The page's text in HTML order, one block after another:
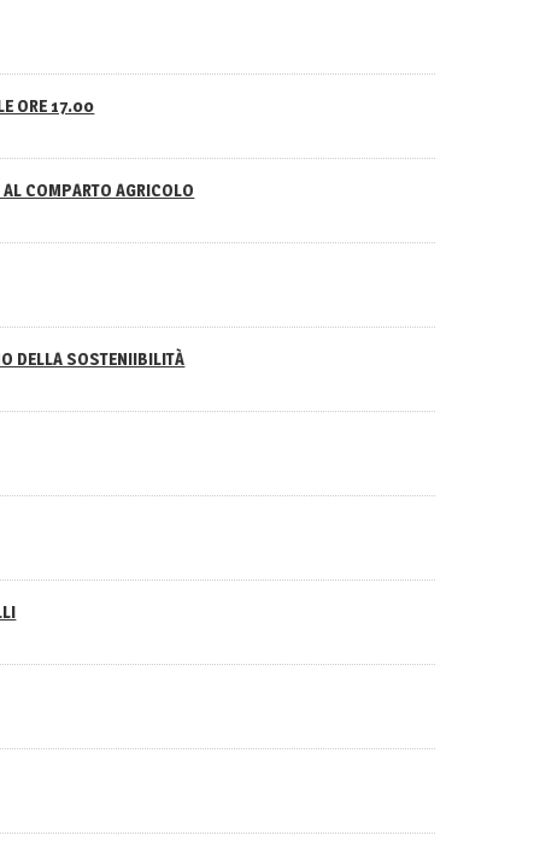
ORE 17.00
COMPARTO AGRICOLO
DELLA SOSTENIIBILITÀ